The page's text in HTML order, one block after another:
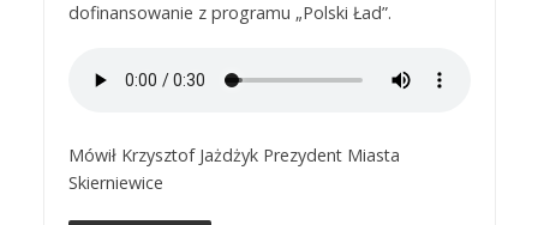
dofinansowanie z programu „Polski Ład”.
Mówił Krzysztof Jażdżyk Prezydent Miasta
Skierniewice